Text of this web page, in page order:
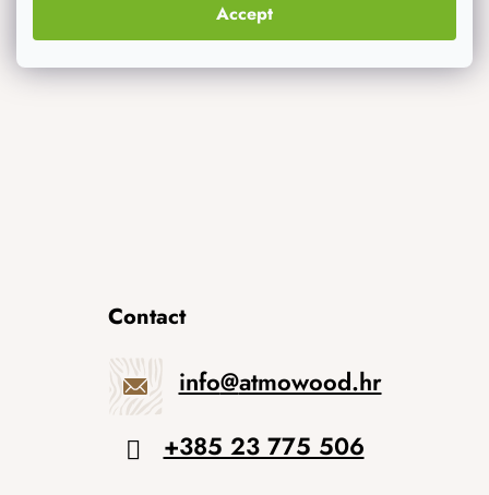
Accept
Originalni pokloni
Contact
info@atmowood.hr
+385 23 775 506